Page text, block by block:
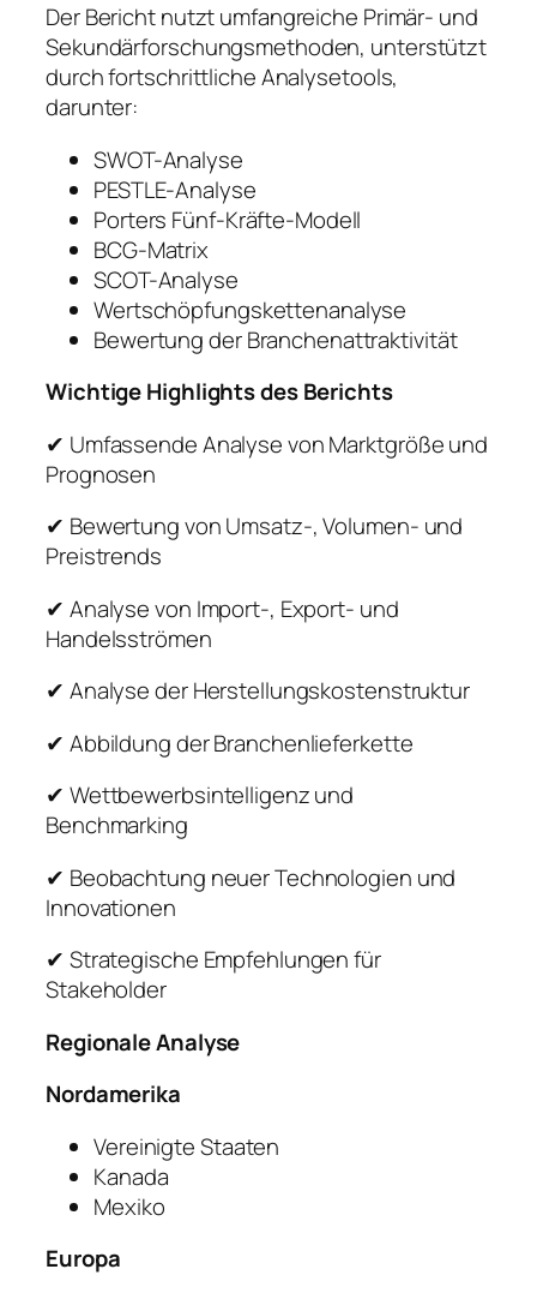
Der Bericht nutzt umfangreiche Primär- und
Sekundärforschungsmethoden, unterstützt
durch fortschrittliche Analysetools,
darunter:
SWOT-Analyse
PESTLE-Analyse
Porters Fünf-Kräfte-Modell
BCG-Matrix
SCOT-Analyse
Wertschöpfungskettenanalyse
Bewertung der Branchenattraktivität
Wichtige Highlights des Berichts
✔ Umfassende Analyse von Marktgröße und
Prognosen
✔ Bewertung von Umsatz-, Volumen- und
Preistrends
✔ Analyse von Import-, Export- und
Handelsströmen
✔ Analyse der Herstellungskostenstruktur
✔ Abbildung der Branchenlieferkette
✔ Wettbewerbsintelligenz und
Benchmarking
✔ Beobachtung neuer Technologien und
Innovationen
✔ Strategische Empfehlungen für
Stakeholder
Regionale Analyse
Nordamerika
Vereinigte Staaten
Kanada
Mexiko
Europa